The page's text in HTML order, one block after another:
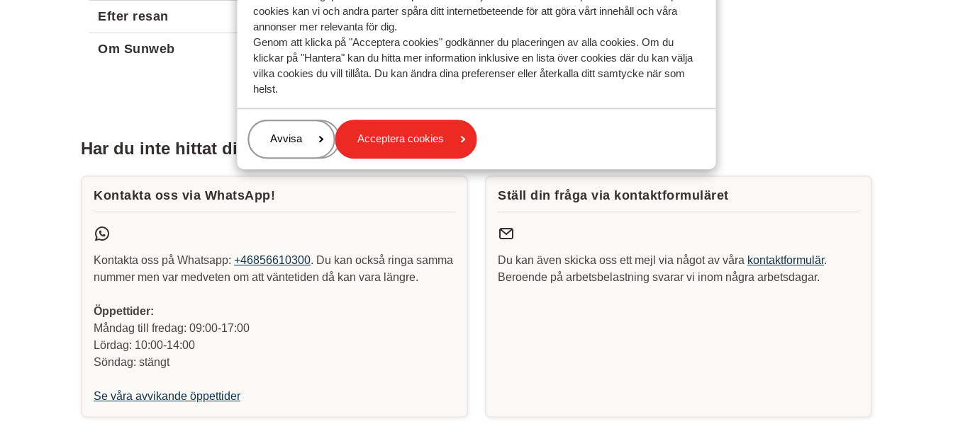
cookies kan vi och andra parter spåra ditt internetbeteende för att göra vårt innehåll och våra
annonser mer relevanta för dig.
Genom att klicka på "Acceptera cookies" godkänner du placeringen av alla cookies. Om du
klickar på "Hantera" kan du hitta mer information inklusive en lista över cookies där du kan välja
vilka cookies du vill tillåta. Du kan ändra dina preferenser eller återkalla ditt samtycke när som
helst.
Hantera
Avvisa Acceptera cookies
Efter resan
Om Sunweb
Har du inte hittat ditt svar?
Kontakta oss via WhatsApp!
Kontakta oss på Whatsapp: +46856610300. Du kan också ringa samma
nummer men var medveten om att väntetiden då kan vara längre.
Öppettider:
Måndag till fredag: 09:00-17:00
Lördag: 10:00-14:00
Söndag: stängt
Se våra avvikande öppettider
Ställ din fråga via kontaktformuläret
Du kan även skicka oss ett mejl via något av våra kontaktformulär.
Beroende på arbetsbelastning svarar vi inom några arbetsdagar.